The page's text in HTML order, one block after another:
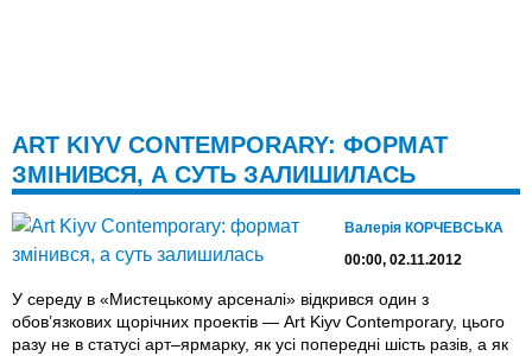
ART KIYV CONTEMPORARY: ФОРМАТ
ЗМІНИВСЯ, А СУТЬ ЗАЛИШИЛАСЬ
Валерія КОРЧЕВСЬКА
00:00, 02.11.2012
У середу в «Мистецькому арсеналі» відкрився один з
обов’язкових щорічних проектів — Art Kiyv Contemporary, цього
разу не в статусі арт–ярмарку, як усі попередні шість разів, а як